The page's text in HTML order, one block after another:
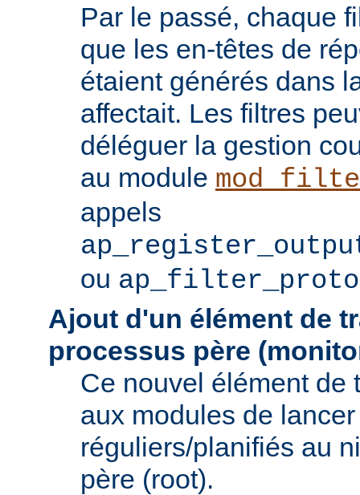
Par le passé, chaque
que les en-têtes de
étaient générés dans
affectait. Les filtres
déléguer la gestion
au module
appels
ou
Ajout d'un élément de
processus père
Ce nouvel élément de
aux modules de
réguliers/planifiés au
père (root).